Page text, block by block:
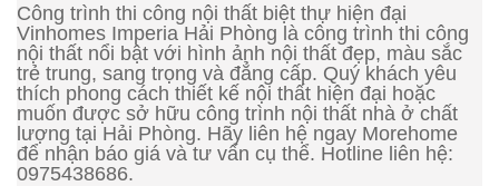
Công trình thi công nội thất biệt thự hiện đại
Vinhomes Imperia Hải Phòng là công trình thi công
nội thất nổi bật với hình ảnh nội thất đẹp, màu sắc
trẻ trung, sang trọng và đẳng cấp. Quý khách yêu
thích phong cách thiết kế nội thất hiện đại hoặc
muốn được sở hữu công trình nội thất nhà ở chất
lượng tại Hải Phòng. Hãy liên hệ ngay Morehome
để nhận báo giá và tư vấn cụ thể. Hotline liên hệ:
0975438686.